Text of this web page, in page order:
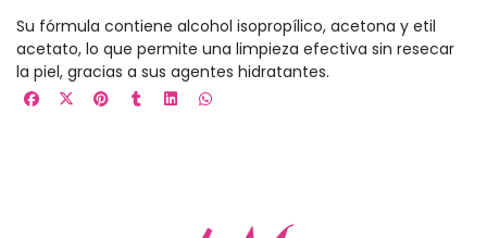
Su fórmula contiene alcohol isopropílico, acetona y etil
acetato, lo que permite una limpieza efectiva sin resecar
la piel, gracias a sus agentes hidratantes.